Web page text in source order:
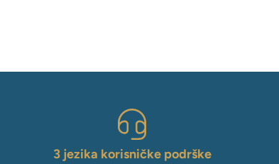
3 jezika korisničke podrške